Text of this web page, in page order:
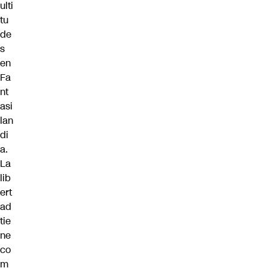
ulti
tu
de
s
en
Fa
nt
asi
lan
di
a.
La
lib
ert
ad
tie
ne
co
m